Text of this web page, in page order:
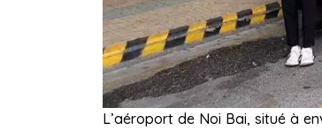
L’aéroport de Noi Bai, situé à